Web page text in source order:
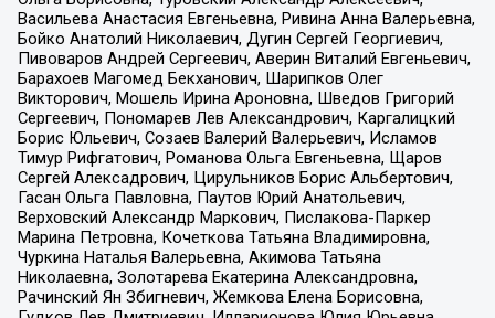
Васильева Анастасия Евгеньевна, Ривина Анна Валерьевна,
Бойко Анатолий Николаевич, Дугин Сергей Георгиевич,
Пивоваров Андрей Сергеевич, Аверин Виталий Евгеньевич,
Барахоев Магомед Бекханович, Шарипков Олег
Викторович, Мошель Ирина Ароновна, Шведов Григорий
Сергеевич, Пономарев Лев Александрович, Каргалицкий
Борис Юльевич, Созаев Валерий Валерьевич, Исламов
Тимур Рифгатович, Романова Ольга Евгеньевна, Щаров
Сергей Алексадрович, Цирульников Борис Альбертович,
Гасан Ольга Павловна, Паутов Юрий Анатольевич,
Верховский Александр Маркович, Пислакова-Паркер
Марина Петровна, Кочеткова Татьяна Владимировна,
Чуркина Наталья Валерьевна, Акимова Татьяна
Николаевна, Золотарева Екатерина Александровна,
Рачинский Ян Збигневич, Жемкова Елена Борисовна,